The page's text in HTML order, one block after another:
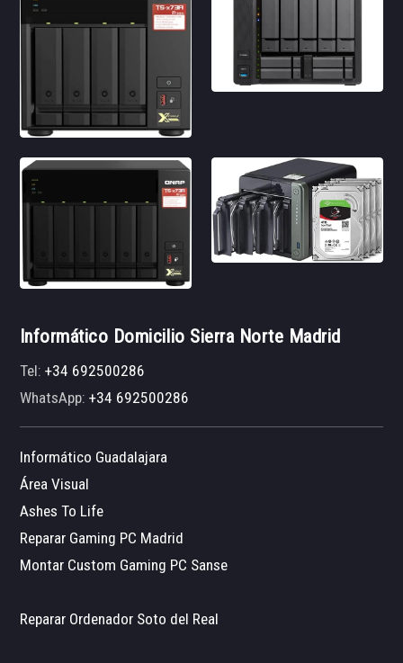
Informático Domicilio Sierra Norte Madrid
Tel:+34 692500286
WhatsApp:+34 692500286
Informático Guadalajara
Área Visual
Ashes To Life
Reparar Gaming PC Madrid
Montar Custom Gaming PC Sanse
Reparar Ordenador Soto del Real